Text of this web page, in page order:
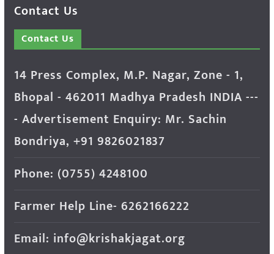
Contact Us
Contact Us
14 Press Complex, M.P. Nagar, Zone - 1,
Bhopal - 462011 Madhya Pradesh INDIA ---
- Advertisement Enquiry: Mr. Sachin
Bondriya, +91 9826021837
Phone: (0755) 4248100
Farmer Help Line- 6262166222
Email: info@krishakjagat.org